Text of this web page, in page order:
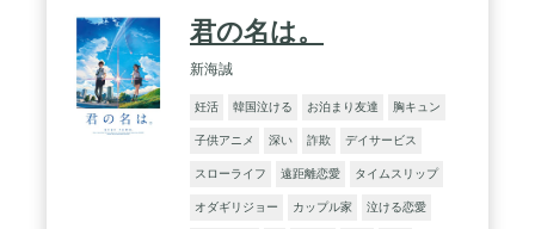
君の名は。
新海誠
妊活 韓国泣ける お泊まり友達 胸キュン
子供アニメ 深い 詐欺 デイサービス
スローライフ 遠距離恋愛 タイムスリップ
オダギリジョー カップル家 泣ける恋愛